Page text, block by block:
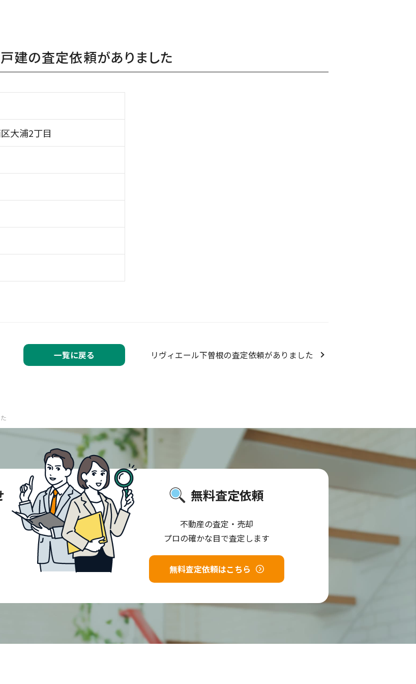
建の査定依頼がありました
大浦2丁目
一覧に戻る リヴィエール下曽根の査定依頼がありました
無料査定依頼
不動産の査定・売却
プロの確かな目で査定します
無料査定依頼はこちら